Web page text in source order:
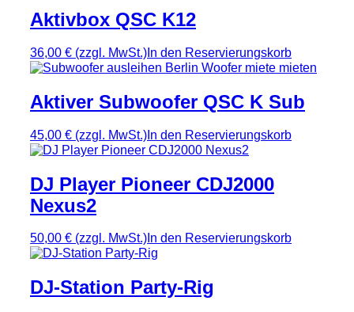
Aktivbox QSC K12
36,00 € (zzgl. MwSt.) In den Reservierungskorb
Aktiver Subwoofer QSC K Sub
45,00 € (zzgl. MwSt.) In den Reservierungskorb
DJ Player Pioneer CDJ2000
Nexus2
50,00 € (zzgl. MwSt.) In den Reservierungskorb
DJ-Station Party-Rig